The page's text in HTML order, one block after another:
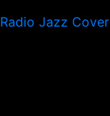
Radio Jazz Cover